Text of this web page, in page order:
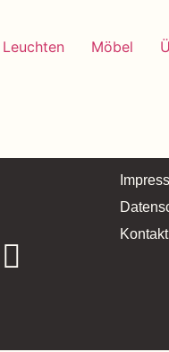
Leuchten Möbel
Kontakt